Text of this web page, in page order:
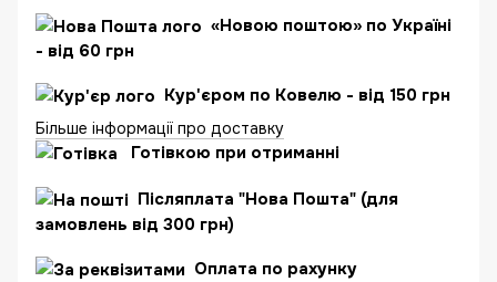
«Новою поштою» по Україні
- від 60 грн
Кур'єром по Ковелю - від 150 грн
Більше інформації про доставку
Готівкою при отриманні
Післяплата "Нова Пошта" (для
замовлень від 300 грн)
Оплата по рахунку